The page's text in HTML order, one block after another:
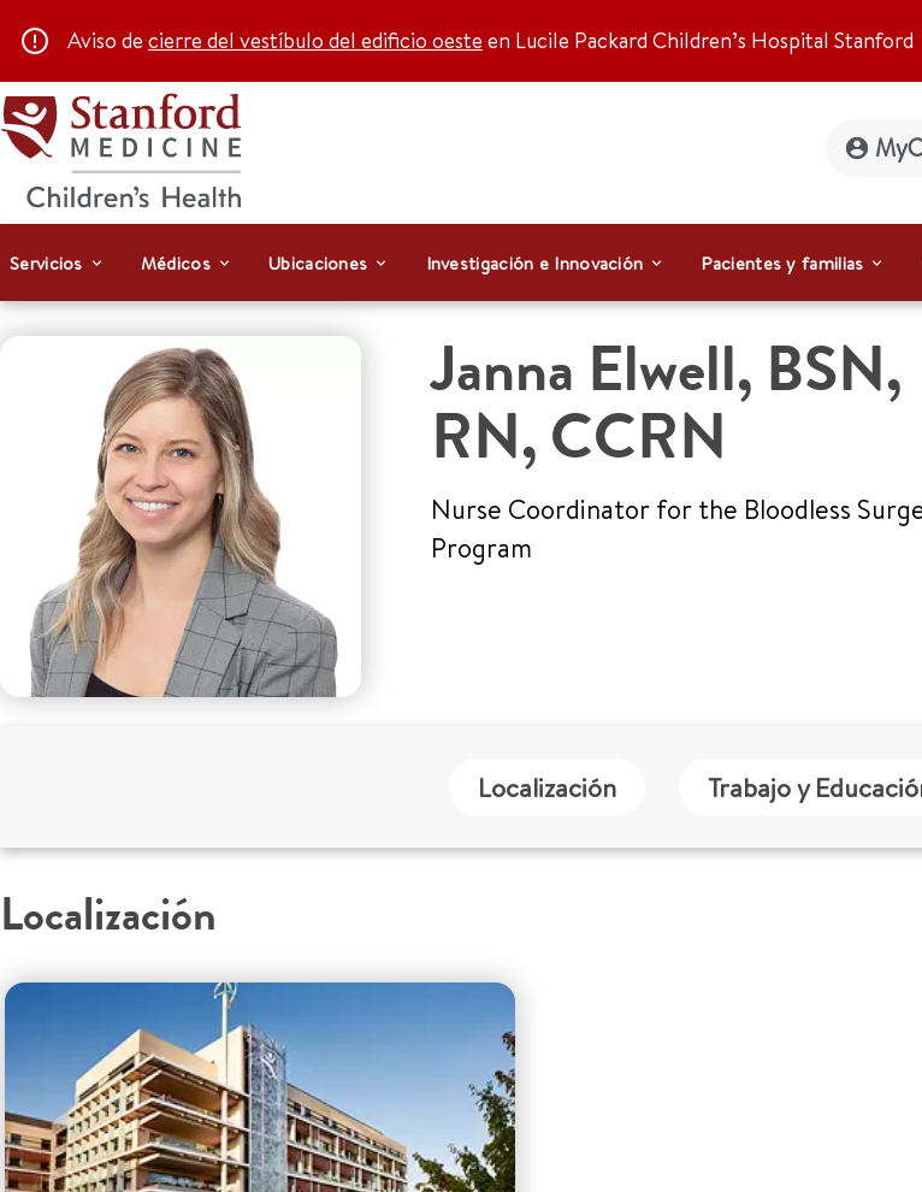
Aviso de cierre del vestíbulo del edificio oeste en Lucile Packard Children’s Hospital Stanford
Servicios Médicos Ubicaciones Investigación e Innovación Pacientes y familias
Janna Elwell, BSN,
RN, CCRN
Nurse Coordinator for the Bloodless
Program
Localización Trabajo y
Localización